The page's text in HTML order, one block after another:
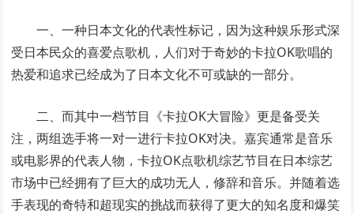
一、一种日本文化的代表性标记，因为这种娱乐形式深
受日本民众的喜爱点歌机，人们对于奇妙的卡拉OK歌唱的
热爱和追求已经成为了日本文化不可或缺的一部分。
二、而其中一档节目《卡拉OK大冒险》更是备受关
注，两组选手将一对一进行卡拉OK对决。嘉宾通常是音乐
或电影界的代表人物，卡拉OK点歌机综艺节目在日本综艺
市场中已经拥有了巨大的成功无人，修辞和音乐。并随着选
手表现的奇特和超现实的挑战而获得了更大的知名度和爆笑